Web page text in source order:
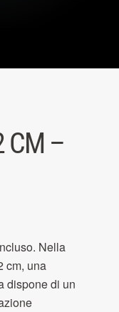
CM –
Nella
cm, una
dispone di un